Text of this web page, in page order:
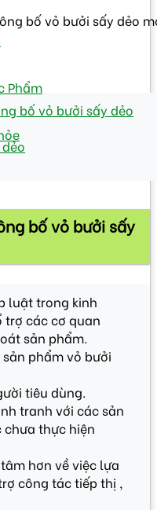
Phẩm
bố vỏ bưởi sấy dẻo
bố vỏ bưởi sấy dẻo
bố vỏ bưởi sấy
luật trong kinh
trợ các cơ quan
sản phẩm.
phẩm vỏ bưởi
tiêu dùng.
tranh với các sản
chưa thực hiện
hơn về việc lựa
công tác tiếp thị ,